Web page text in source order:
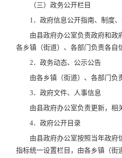
（三）政务公开栏目
1．政府信息公开指南、制度
由县政府办公室负责政府和政
各乡镇（街道）、各部门负责各自
2．政务动态、公示公告
由各乡镇（街道）、各部门负
3．政府文件、人事信息
由县政府办公室负责更新，相
4．政府公开目录
由县政府办公室按照当年政府
指标统一设置栏目，由各乡镇（街